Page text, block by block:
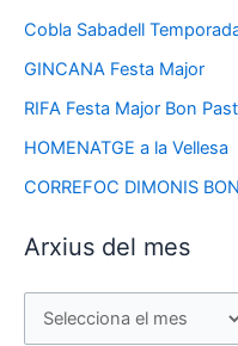
Cobla Sabadell
GINCANA Festa Major
RIFA Festa Major Bon
HOMENATGE a la Vellesa
CORREFOC DIMONIS
Arxius del mes